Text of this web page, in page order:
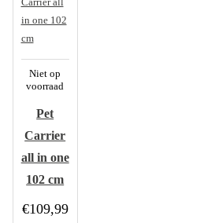
Niet op
voorraad
Pet
Carrier
all in one
102 cm
€109,99